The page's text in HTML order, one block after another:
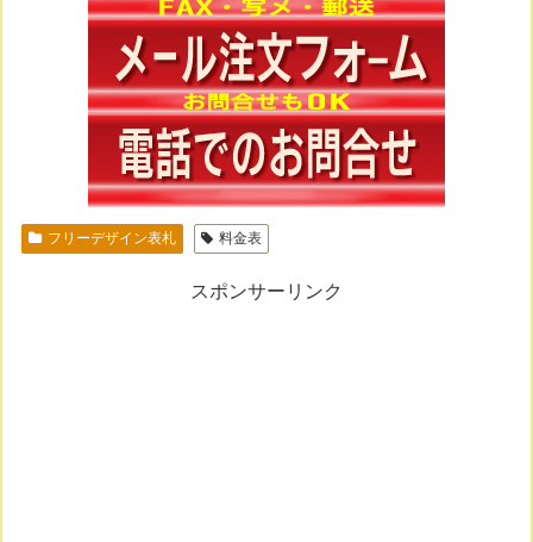
フリーデザイン表札 料金表
スポンサーリンク